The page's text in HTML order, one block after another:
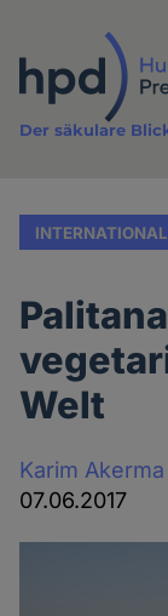
Inhalt
Der säkulare
Welt
Karim Akerma
07.06.2017